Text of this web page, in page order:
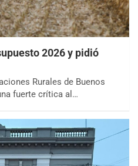
2026 y pidió
Rurales de Buenos
fuerte crítica al…